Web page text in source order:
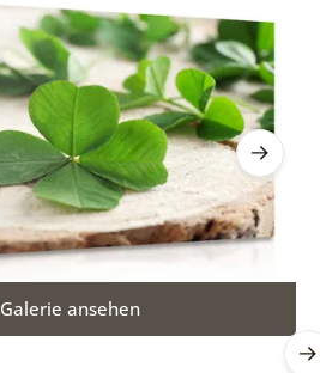
Galerie ansehen